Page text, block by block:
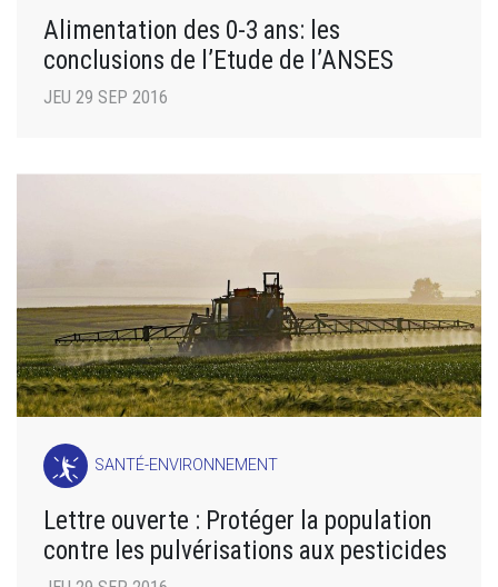
Alimentation des 0-3 ans: les
conclusions de l’Etude de l’ANSES
JEU 29 SEP 2016
SANTÉ-ENVIRONNEMENT
Lettre ouverte : Protéger la population
contre les pulvérisations aux pesticides